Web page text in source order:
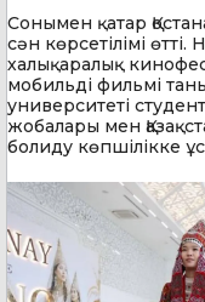
Сонымен қатар
сән көрсетілімі
халықаралық
мобильді фильмі
университеті
жобалары мен
болиду көпшілікке